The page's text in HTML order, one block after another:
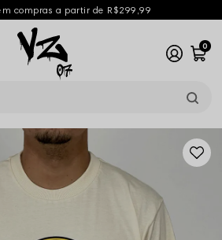
compras a partir de R$299,99
0